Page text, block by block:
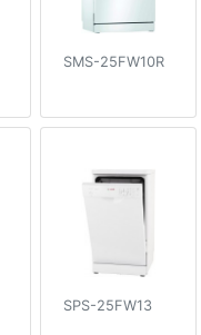
SMS-25FW10R
SPS-25FW13